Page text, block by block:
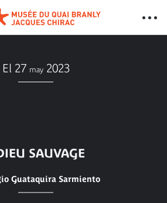
El 27 may 2023
SAUVAGE
Guataquira Sarmiento